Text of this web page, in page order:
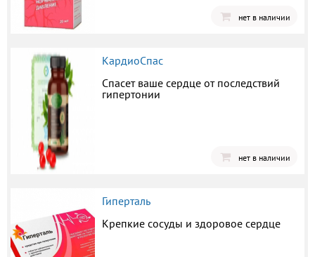
нет в наличии
КардиоСпас
Спасет ваше сердце от последствий
гипертонии
нет в наличии
Гиперталь
Крепкие сосуды и здоровое сердце